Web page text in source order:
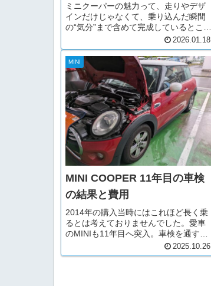
ミニクーパーの魅力って、走りやデザ
インだけじゃなくて、乗り込んだ瞬間
の“気分”まで含めて完成しているところ
にありますよね。その空間をもっと心
地よくしたいなら、純正アロマデュフ
ューザーはオススメしたいです。思え
ばMINIを購入したときに同時に...
2026.01.18
MINI
MINI COOPER 11年目の車検
の結果と費用
2014年の購入当時にはこれほど長く乗
るとは考えておりませんでした。愛車
のMINIも11年目へ突入。車検を通すこ
とになりました。前回はタイヤも交換
し、その前はバッテリー、ブレーキパ
2025.10.26